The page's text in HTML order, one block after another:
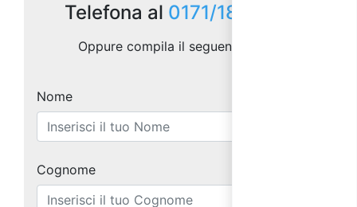
Telefona al 0171/1873157
Oppure compila il seguente form:
Nome
Cognome